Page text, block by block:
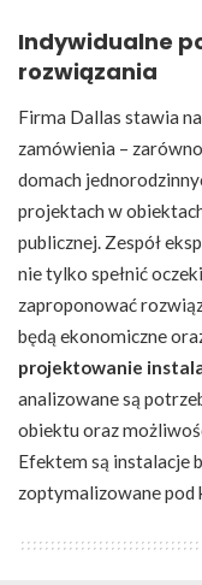
Indywidualne
rozwiązania
Firma Dallas stawia
zamówienia –
domach
projektach w
publicznej. Zespół
nie tylko spełnić
zaproponować
będą ekonomiczne
projektowanie
analizowane są
obiektu oraz
Efektem są instalacje
zoptymalizowane pod